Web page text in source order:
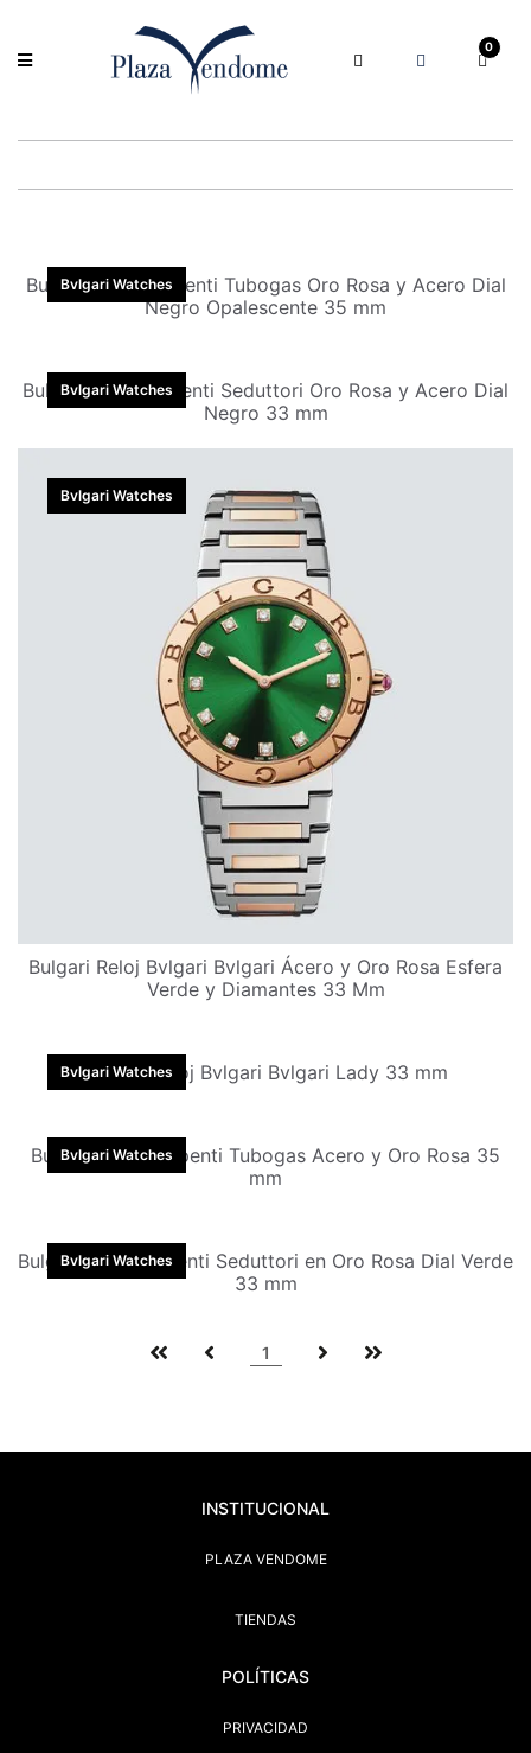
0
Bvlgari Watches
Bulgari Reloj Serpenti Tubogas Oro Rosa y Acero Dial
Negro Opalescente 35 mm
Bvlgari Watches
Bulgari Reloj Serpenti Seduttori Oro Rosa y Acero Dial
Negro 33 mm
Bvlgari Watches
Bulgari Reloj Bvlgari Bvlgari Ácero y Oro Rosa Esfera
Verde y Diamantes 33 Mm
Bvlgari Watches
Bulgari Reloj Bvlgari Bvlgari Lady 33 mm
Bvlgari Watches
Bulgari Reloj Serpenti Tubogas Acero y Oro Rosa 35
mm
Bvlgari Watches
Bulgari Reloj Serpenti Seduttori en Oro Rosa Dial Verde
33 mm
1
INSTITUCIONAL
PLAZA VENDOME
TIENDAS
POLÍTICAS
PRIVACIDAD